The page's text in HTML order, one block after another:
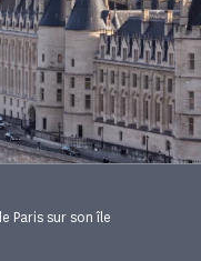
Paris sur son île